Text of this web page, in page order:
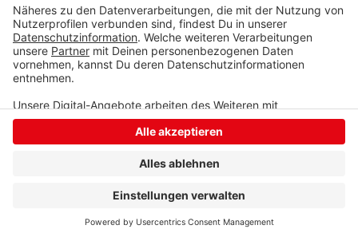
Anzeige